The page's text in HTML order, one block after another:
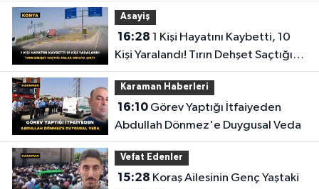
Asayiş
16:28
Kişi Yaralandı! Tırın Dehşet Saçtığı
Anlar Ortaya Çıktı
Karaman Haberleri
16:10Görev Yaptığı İtfaiyeden
Abdullah Dönmez'e Duygusal Veda
Vefat Edenler
15:28